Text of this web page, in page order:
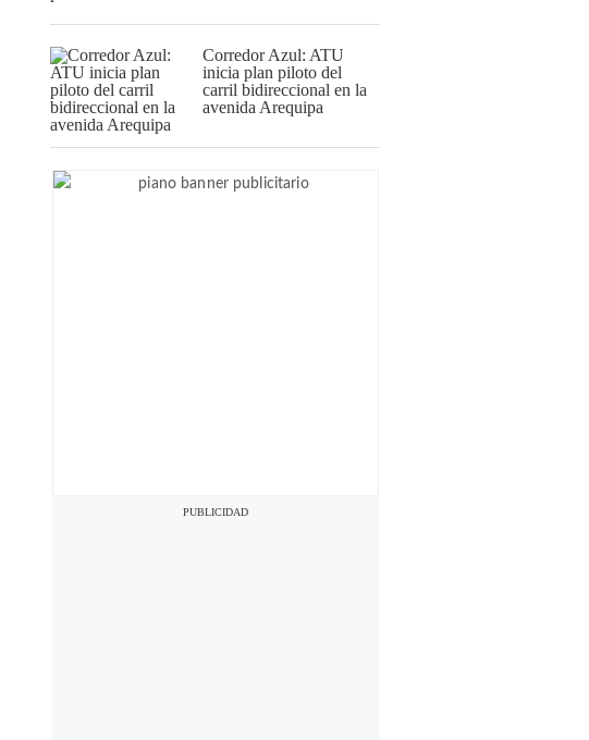
Corredor Azul: ATU
inicia plan piloto del
carril bidireccional en la
avenida Arequipa